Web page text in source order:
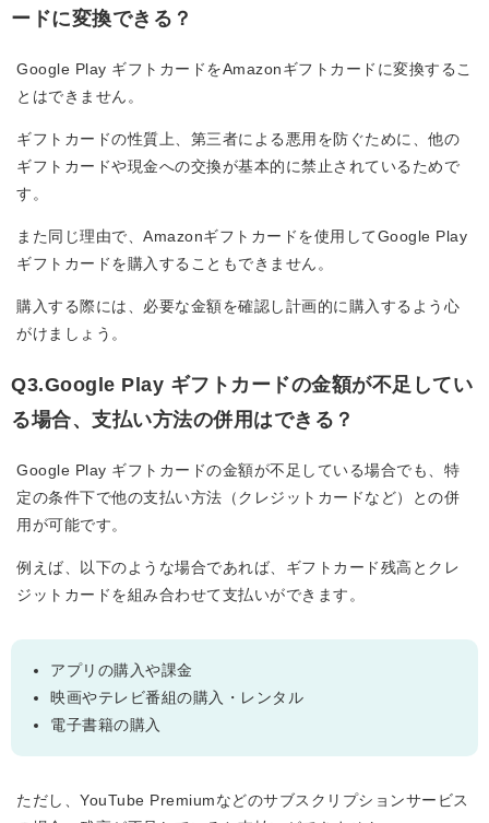
ードに変換できる？
Google Play ギフトカードをAmazonギフトカードに変換するこ
とはできません。
ギフトカードの性質上、第三者による悪用を防ぐために、他の
ギフトカードや現金への交換が基本的に禁止されているためで
す。
また同じ理由で、Amazonギフトカードを使用してGoogle Play
ギフトカードを購入することもできません。
購入する際には、必要な金額を確認し計画的に購入するよう心
がけましょう。
Q3.Google Play ギフトカードの金額が不足してい
る場合、支払い方法の併用はできる？
Google Play ギフトカードの金額が不足している場合でも、特
定の条件下で他の支払い方法（クレジットカードなど）との併
用が可能です。
例えば、以下のような場合であれば、ギフトカード残高とクレ
ジットカードを組み合わせて支払いができます。
アプリの購入や課金
映画やテレビ番組の購入・レンタル
電子書籍の購入
ただし、YouTube Premiumなどのサブスクリプションサービス